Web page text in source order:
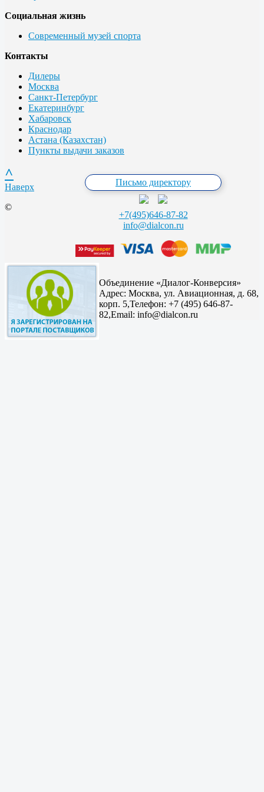
Социальная жизнь
Современный музей спорта
Контакты
Дилеры
Москва
Санкт-Петербург
Екатеринбург
Хабаровск
Краснодар
Астана (Казахстан)
Пункты выдачи заказов
Письмо директору
+7(495)646-87-82
info@dialcon.ru
^
Наверх
©
Объединение «Диалог-Конверсия»
Адрес: Москва, ул. Авиационная, д. 68,
корп. 5,Телефон: +7 (495) 646-87-
82,Email: info@dialcon.ru